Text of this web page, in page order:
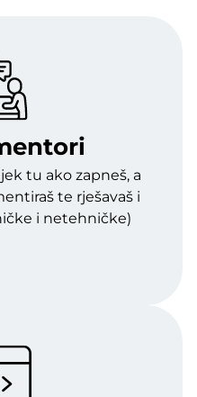
tu ako zapneš, a
te rješavaš i
i netehničke)